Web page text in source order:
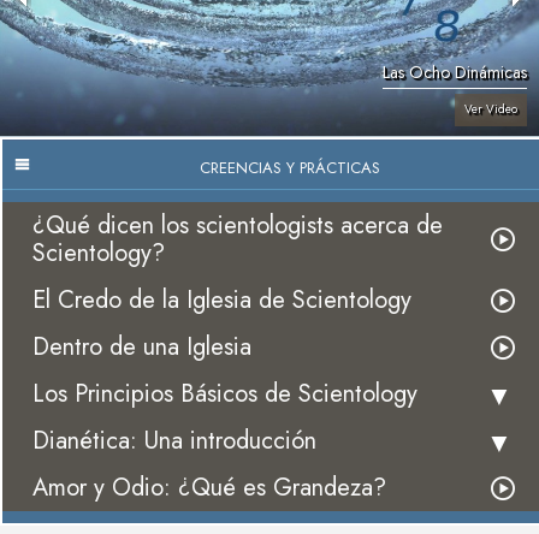
Las Ocho Dinámicas
Ver Video
CREENCIAS Y PRÁCTICAS
¿Qué dicen los scientologists acerca de
Scientology?
El Credo de la Iglesia de Scientology
Dentro de una Iglesia
Los Principios Básicos de Scientology
Dianética: Una introducción
Amor y Odio: ¿Qué es Grandeza?